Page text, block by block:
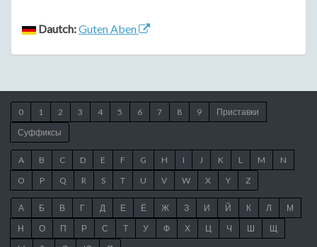
Dautch:Guten Aben
0 1 2 3 4 5 6 7 8 9
Приставки
Суффиксы
A B C D E F G H I J K L M
N
O
P Q R S T U V W X Y Z
А Б В Г Д Е Ё Ж З И Й К Л
М
Н
О П Р С Т У Ф Х Ц Ч Ш
Щ